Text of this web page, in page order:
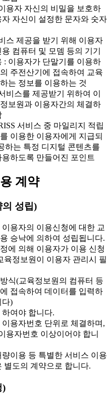
용자 자신의 비밀을 보호하
자신이 설정한 문자와 숫자
스 제공을 받기 위해 이용자
컴퓨터 및 모뎀 등의 기기
이용자가 단말기를 이용하
주전산기에 접속하여 교육
는 정보를 이용하는 것
비스를 제공받기 위하여 이
보원과 이용자간의 체결하
서비스 중 마일리지 적립
이용한 이용자에게 지급되
하는 특정 디지털 콘텐츠를
하도록 만들어진 포인트
계약
의 성립)
용자의 이용신청에 대한 교
승낙에 의하여 성립됩니다.
에 의해 이용자가 이용 신청
육정보원이 이용자 관리시 필
식(교육정보원의 컴퓨터 등
접속하여 데이터를 입력하
다)
여야 합니다.
용자번호 단위로 체결하며,
용자번호 이상이어야 합니
이용 등 특별한 서비스 이용
별도의 계약으로 합니다.
)